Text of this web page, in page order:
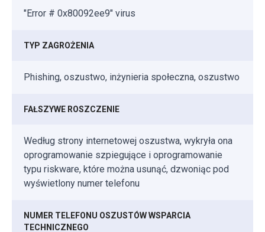
"Error # 0x80092ee9" virus
TYP ZAGROŻENIA
Phishing, oszustwo, inżynieria społeczna, oszustwo
FAŁSZYWE ROSZCZENIE
Według strony internetowej oszustwa, wykryła ona
oprogramowanie szpiegujące i oprogramowanie
typu riskware, które można usunąć, dzwoniąc pod
wyświetlony numer telefonu
NUMER TELEFONU OSZUSTÓW WSPARCIA
TECHNICZNEGO